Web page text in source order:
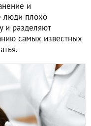
и
люди плохо
и разделяют
самых известных